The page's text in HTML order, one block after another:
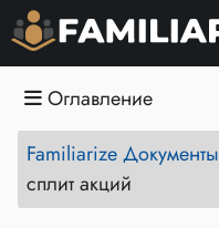
Оглавление
Familiarize Документы
сплит акций